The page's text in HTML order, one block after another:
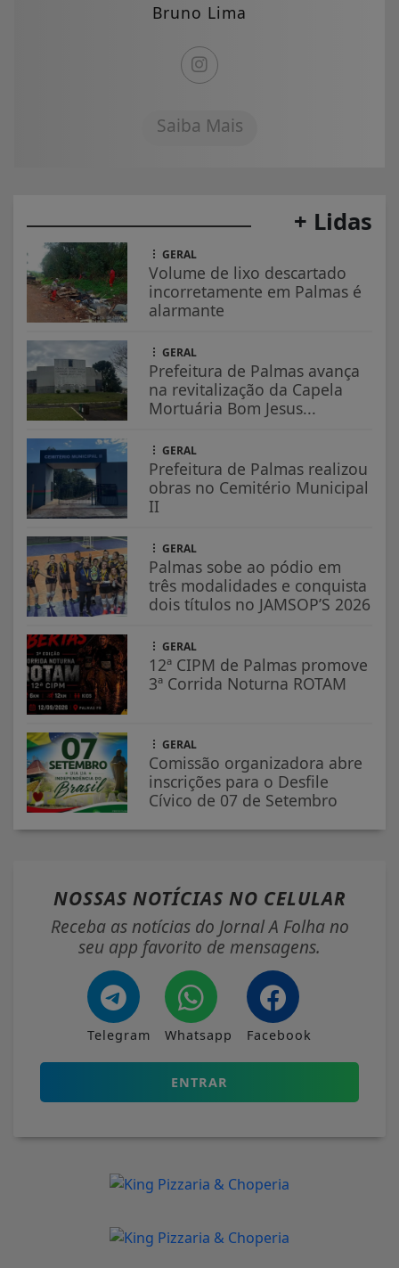
Bruno Lima
Saiba Mais
+ Lidas
GERAL
Volume de lixo descartado
incorretamente em Palmas é
alarmante
GERAL
Prefeitura de Palmas avança
na revitalização da Capela
Mortuária Bom Jesus...
GERAL
Prefeitura de Palmas realizou
obras no Cemitério Municipal
II
GERAL
Palmas sobe ao pódio em
três modalidades e conquista
dois títulos no JAMSOP’S 2026
GERAL
12ª CIPM de Palmas promove
3ª Corrida Noturna ROTAM
GERAL
Comissão organizadora abre
inscrições para o Desfile
Cívico de 07 de Setembro
NOSSAS NOTÍCIAS NO CELULAR
Receba as notícias do Jornal A Folha no
seu app favorito de mensagens.
Telegram Whatsapp Facebook
ENTRAR